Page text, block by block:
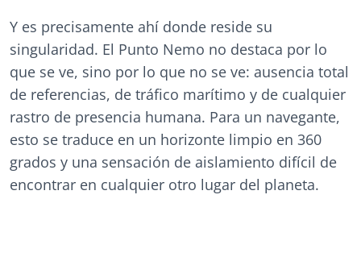
Y es precisamente ahí donde reside su
singularidad. El Punto Nemo no destaca por lo
que se ve, sino por lo que no se ve: ausencia total
de referencias, de tráfico marítimo y de cualquier
rastro de presencia humana. Para un navegante,
esto se traduce en un horizonte limpio en 360
grados y una sensación de aislamiento difícil de
encontrar en cualquier otro lugar del planeta.